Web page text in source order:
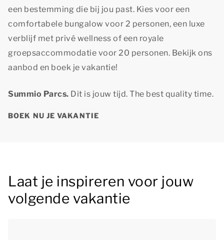
een bestemming die bij jou past. Kies voor een
comfortabele bungalow voor 2 personen, een luxe
verblijf met privé wellness of een royale
groepsaccommodatie voor 20 personen. Bekijk ons
aanbod en boek je vakantie!
Summio Parcs. Dit is jouw tijd. The best quality time.
BOEK NU JE VAKANTIE
Laat je inspireren voor jouw
volgende vakantie